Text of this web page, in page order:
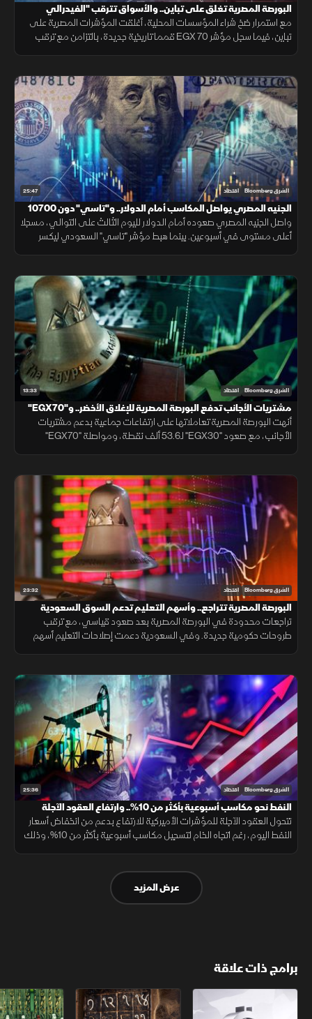
البورصة المصرية تغلق على تباين.. والأسواق تترقب "الفيدرالي
مع استمرار ضخ شراء المؤسسات المحلية، أغلقت المؤشرات المصرية على
تباين، فيما سجل مؤشر EGX 70 قمما تاريخية جديدة، بالتزامن مع ترقب
25:47 الشرق Bloomberg اقتصاد
الجنيه المصري يواصل المكاسب أمام الدولار.. و"تاسي" دون 10700
نقطة
واصل الجنيه المصري صعوده أمام الدولار لليوم الثالث على التوالي، مسجلا
أعلى مستوى في أسبوعين. بينما هبط مؤشر "تاسي" السعودي ليكسر
13:33 الشرق Bloomberg اقتصاد
مشتريات الأجانب تدفع البورصة المصرية للإغلاق الأخضر.. و"EGX70"
يتألق
أنهت البورصة المصرية تعاملاتها على ارتفاعات جماعية بدعم مشتريات
الأجانب، مع صعود "EGX30" لـ53.6 ألف نقطة، ومواصلة "EGX70"
23:32 الشرق Bloomberg اقتصاد
البورصة المصرية تتراجع.. وأسهم التعليم تدعم السوق السعودية
تراجعات محدودة في البورصة المصرية بعد صعود قياسي، مع ترقب
طروحات حكومية جديدة. وفي السعودية دعمت إصلاحات التعليم أسهم
25:36 الشرق Bloomberg اقتصاد
النفط نحو مكاسب أسبوعية بأكثر من 10%.. وارتفاع العقود الآجلة
الأميركية
تتحول العقود الآجلة للمؤشرات الأميركية للارتفاع بدعم من انخفاض أسعار
النفط اليوم، رغم اتجاه الخام لتسجيل مكاسب أسبوعية بأكثر من 10%، وذلك
عرض المزيد
برامج ذات علاقة
الأسواق الأميركية ملحمة الأرقام سلاسل